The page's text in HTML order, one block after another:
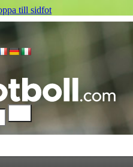
till sidfot